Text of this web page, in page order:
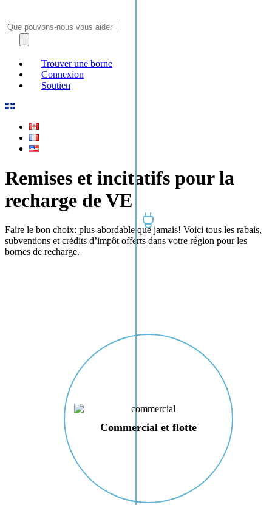
Trouver une borne
Connexion
Soutien
Remises et incitatifs pour la
recharge de VE
Faire le bon choix: plus abordable que jamais! Voici tous les rabais,
subventions et crédits d’impôt offerts dans votre région pour les
bornes de recharge.
Commercial et flotte